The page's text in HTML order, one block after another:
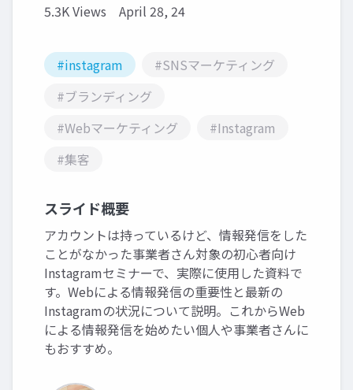
5.3K Views April 28, 24
#instagram
#SNSマーケティング
#ブランディング
#Webマーケティング
#Instagram
#集客
スライド概要
アカウントは持っているけど、情報発信をした
ことがなかった事業者さん対象の初心者向け
Instagramセミナーで、実際に使用した資料で
す。Webによる情報発信の重要性と最新の
Instagramの状況について説明。これからWeb
による情報発信を始めたい個人や事業者さんに
もおすすめ。